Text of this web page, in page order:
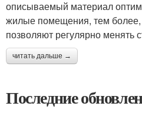
описываемый материал
жилые помещения, тем более,
позволяют регулярно менять
читать дальше →
Последние